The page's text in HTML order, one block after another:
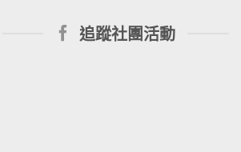
追蹤社團活動